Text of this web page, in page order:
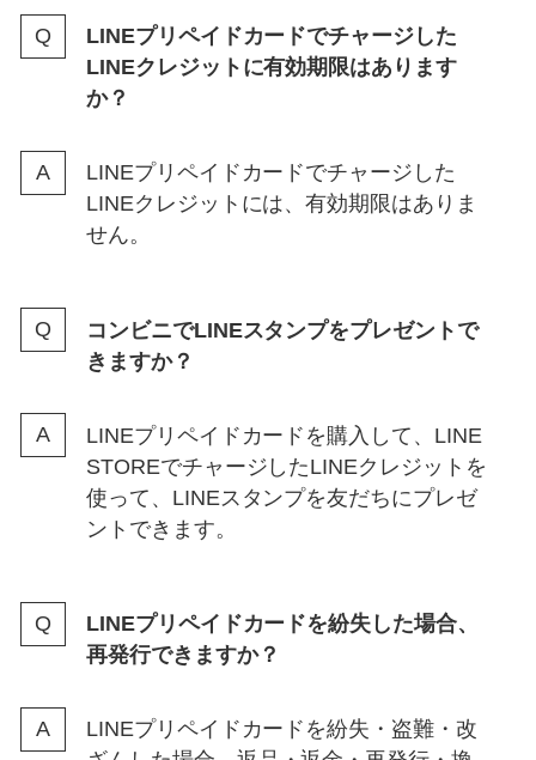
LINEプリペイドカードでチャージした
LINEクレジットに有効期限はあります
か？
LINEプリペイドカードでチャージした
LINEクレジットには、有効期限はありま
せん。
コンビニでLINEスタンプをプレゼントで
きますか？
LINEプリペイドカードを購入して、LINE
STOREでチャージしたLINEクレジットを
使って、LINEスタンプを友だちにプレゼ
ントできます。
LINEプリペイドカードを紛失した場合、
再発行できますか？
LINEプリペイドカードを紛失・盗難・改